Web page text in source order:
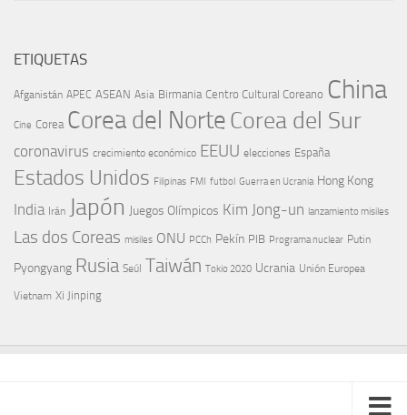
ETIQUETAS
Afganistán APEC ASEAN Asia Birmania Centro Cultural Coreano China
Cine Corea Corea del NorteCorea del Sur
coronavirus crecimiento económico EEUU elecciones España
Estados Unidos Filipinas FMI futbol Guerra en Ucrania Hong Kong
India Irán Japón Juegos Olímpicos Kim Jong-un lanzamiento misiles
Las dos Coreas misiles ONU PCCh Pekín PIB Programa nuclear Putin
Pyongyang Rusia Seúl Taiwán Tokio 2020 Ucrania Unión Europea
Vietnam Xi Jinping